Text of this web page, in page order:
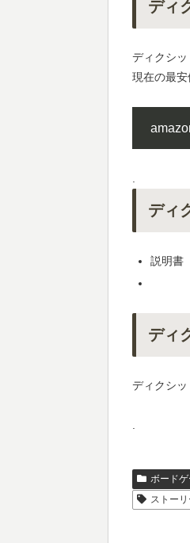
ディ
ディクシッ
現在の最安
.
ディ
説明書
ディ
ディクシッ
.
ボード
ストー